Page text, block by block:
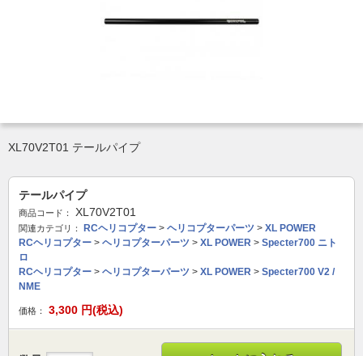
XL70V2T01 テールパイプ
テールパイプ
商品コード： XL70V2T01
関連カテゴリ： RCヘリコプター > ヘリコプターパーツ > XL POWER
RCヘリコプター > ヘリコプターパーツ > XL POWER > Specter700 ニト
ロ
RCヘリコプター > ヘリコプターパーツ > XL POWER > Specter700 V2 /
NME
価格： 3,300 円(税込)